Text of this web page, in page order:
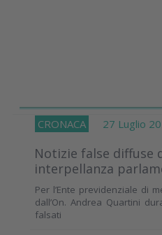
CRONACA 27 Luglio
Notizie false diffuse
interpellanza
Per l’Ente previdenziale di
dall’On. Andrea Quartini
falsati